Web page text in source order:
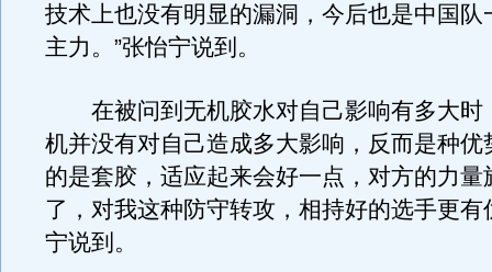
技术上也没有明显的漏洞，今后也是中国队
主力。”张怡宁说到。
在被问到无机胶水对自己影响有多大时
机并没有对自己造成多大影响，反而是种优
的是套胶，适应起来会好一点，对方的力量
了，对我这种防守转攻，相持好的选手更有
宁说到。